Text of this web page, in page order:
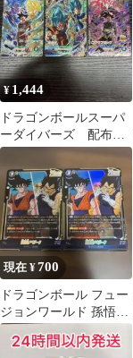
¥ 1,444
ドラゴンボールスーパ
ーダイバーズ 配布カ
ード 3枚 まとめ売
り セット
現在 ¥700
ドラゴンボール フュー
ジョンワールド 孫悟空/
ベジータ 2枚セット